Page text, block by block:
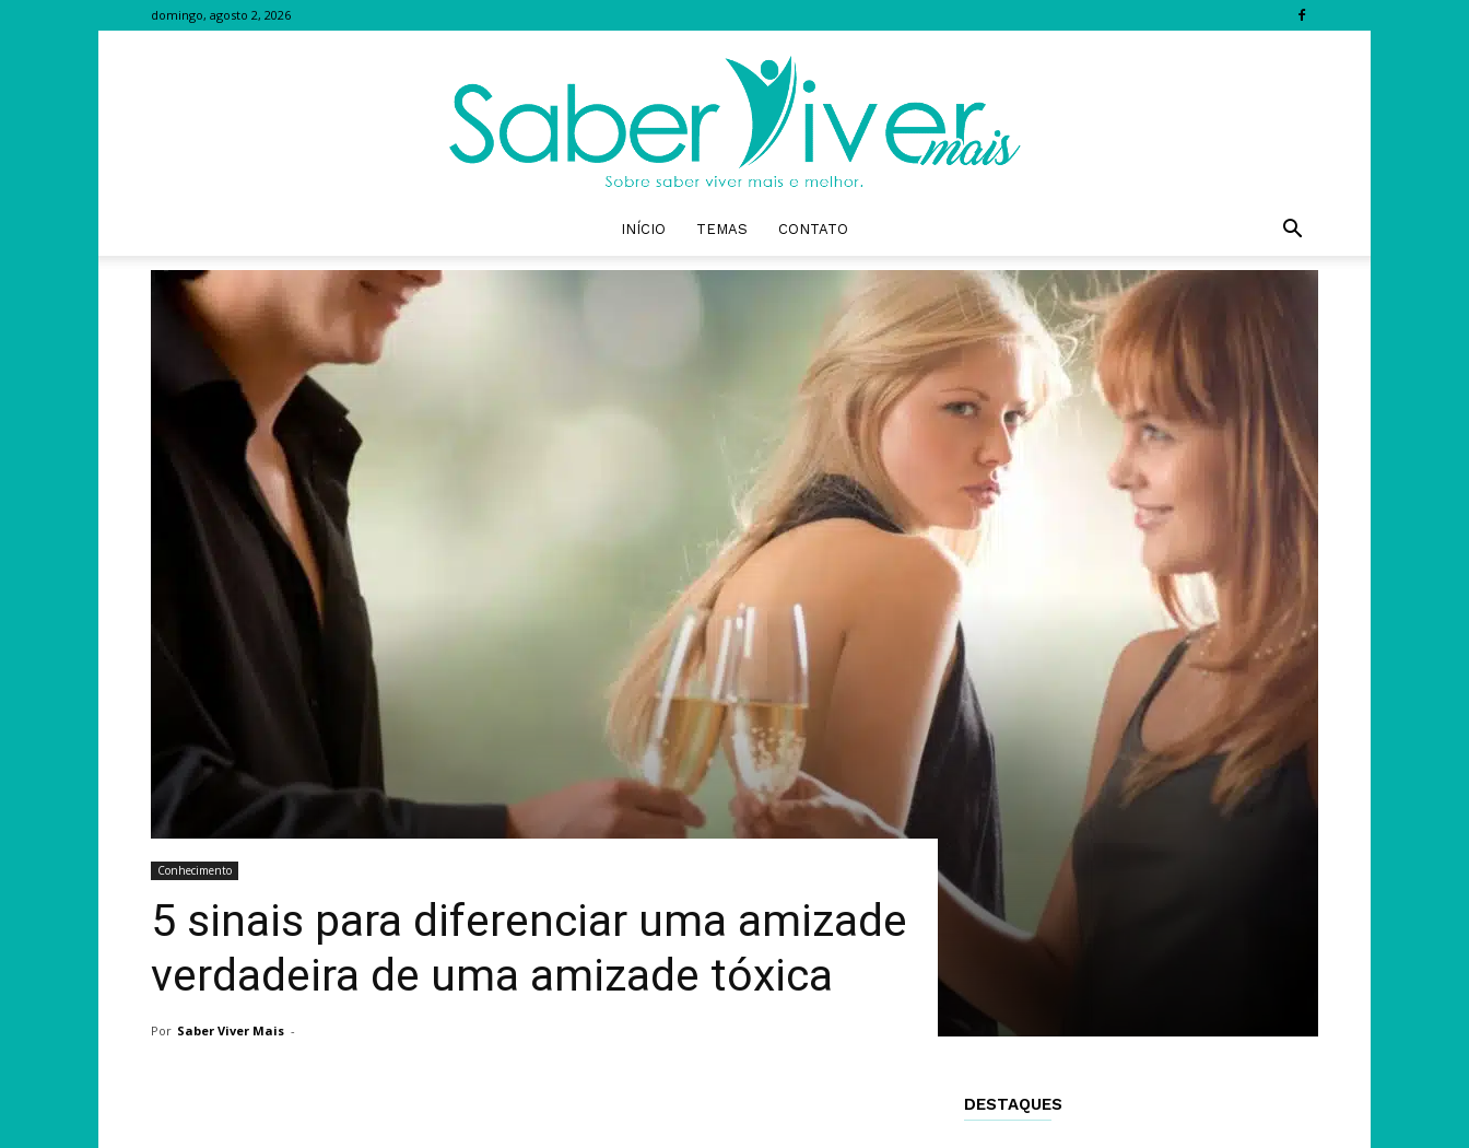
domingo, agosto 2, 2026
Saber
Mais
INÍCIO TEMAS CONTATO
Conhecimento
5 sinais para diferenciar uma amizade
verdadeira de uma amizade tóxica
Por Saber Viver Mais -
DESTAQUES